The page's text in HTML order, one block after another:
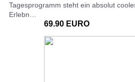
Tagesprogramm steht ein absolut
Erlebn…
69.90 EURO